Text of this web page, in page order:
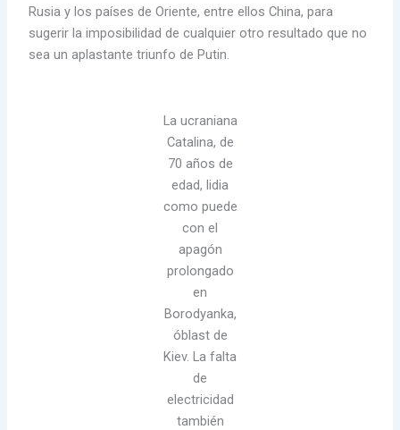
Rusia y los países de Oriente, entre ellos China, para
sugerir la imposibilidad de cualquier otro resultado que no
sea un aplastante triunfo de Putin.
La ucraniana
Catalina, de
70 años de
edad, lidia
como puede
con el
apagón
prolongado
en
Borodyanka,
óblast de
Kiev. La falta
de
electricidad
también